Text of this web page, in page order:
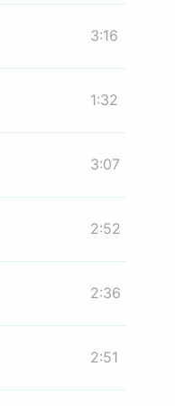
3:16
1:32
3:07
2:52
2:36
2:51